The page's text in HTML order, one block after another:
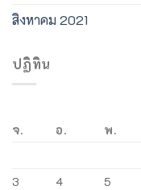
สิงหาคม 2021
ปฏิทิน
จ. อ. พ.
3
4 5